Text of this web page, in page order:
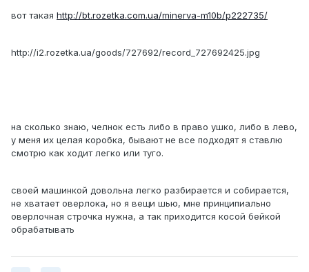
вот такая http://bt.rozetka.com.ua/minerva-m10b/p222735/
http://i2.rozetka.ua/goods/727692/record_727692425.jpg
на сколько знаю, челнок есть либо в право ушко, либо в лево,
у меня их целая коробка, бывают не все подходят я ставлю
смотрю как ходит легко или туго.
своей машинкой довольна легко разбирается и собирается,
не хватает оверлока, но я вещи шью, мне принципиально
оверлочная строчка нужна, а так приходится косой бейкой
обрабатывать